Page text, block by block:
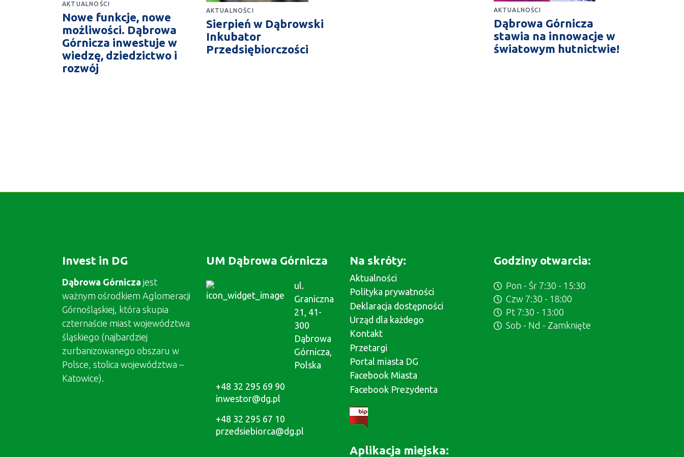
AKTUALNOŚCI
Nowe funkcje, nowe
możliwości. Dąbrowa
Górnicza inwestuje w
wiedzę, dziedzictwo i
rozwój
AKTUALNOŚCI
Sierpień w Dąbrowski
Inkubator
Przedsiębiorczości
AKTUALNOŚCI
Dąbrowa Górnicza
stawia na innowacje w
światowym hutnictwie!
Invest in DG
Dąbrowa Górnicza jest
ważnym ośrodkiem Aglomeracji
Górnośląskiej, która skupia
czternaście miast województwa
śląskiego (najbardziej
zurbanizowanego obszaru w
Polsce, stolica województwa –
Katowice).
UM Dąbrowa Górnicza
ul.
Graniczna
21, 41-
300
Dąbrowa
Górnicza,
Polska
+48 32 295 69 90
inwestor@dg.pl
+48 32 295 67 10
przedsiebiorca@dg.pl
Na skróty:
Aktualności
Polityka prywatności
Deklaracja dostępności
Urząd dla każdego
Kontakt
Przetargi
Portal miasta DG
Facebook Miasta
Facebook Prezydenta
Aplikacja miejska:
Godziny otwarcia:
Pon - Śr 7:30 - 15:30
Czw 7:30 - 18:00
Pt 7:30 - 13:00
Sob - Nd - Zamknięte